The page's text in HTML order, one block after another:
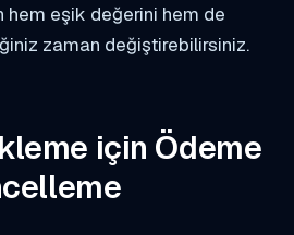
hem eşik değerini hem de
zaman değiştirebilirsiniz.
için Ödeme